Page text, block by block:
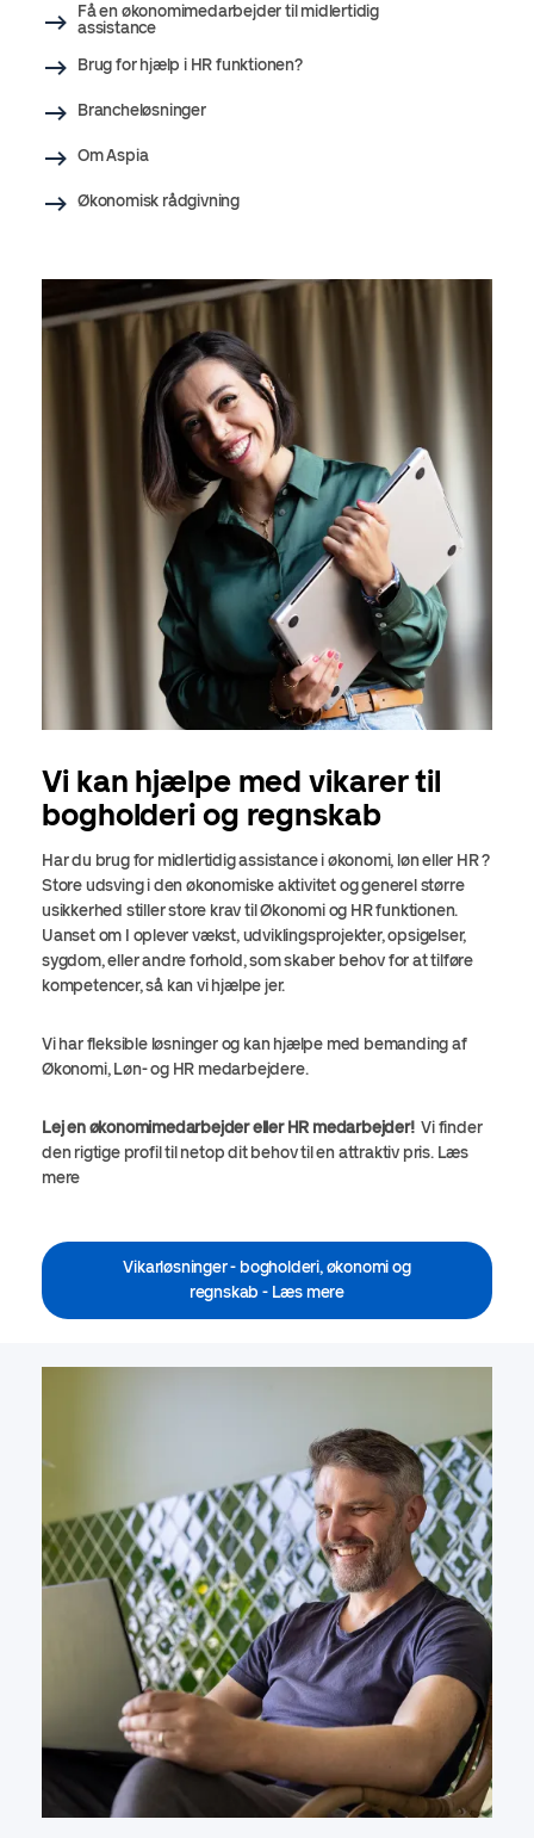
Få en økonomimedarbejder til midlertidig
assistance
Brug for hjælp i HR funktionen?
Brancheløsninger
Om Aspia
Økonomisk rådgivning
Vi kan hjælpe med vikarer til
bogholderi og regnskab
Har du brug for midlertidig assistance i økonomi, løn eller HR ?
Store udsving i den økonomiske aktivitet og generel større
usikkerhed stiller store krav til Økonomi og HR funktionen.
Uanset om I oplever vækst, udviklingsprojekter, opsigelser,
sygdom, eller andre forhold, som skaber behov for at tilføre
kompetencer, så kan vi hjælpe jer.
Vi har fleksible løsninger og kan hjælpe med bemanding af
Økonomi, Løn- og HR medarbejdere.
Lej en økonomimedarbejder eller HR medarbejder! Vi finder
den rigtige profil til netop dit behov til en attraktiv pris. Læs
mere
Vikarløsninger - bogholderi, økonomi og
regnskab - Læs mere